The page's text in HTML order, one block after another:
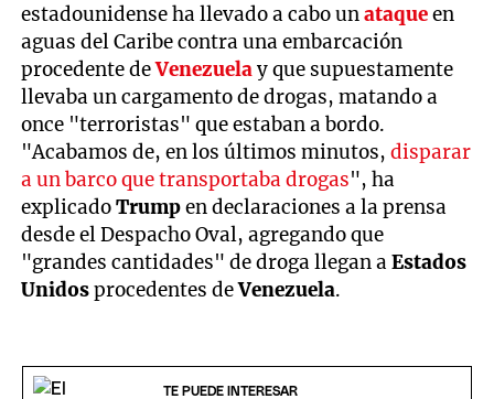
estadounidense ha llevado a cabo unataqueen
aguas del Caribe contra una embarcación
procedente deVenezuelay que supuestamente
llevaba un cargamento de drogas, matando a
once "terroristas" que estaban a bordo.
"Acabamos de, en los últimos minutos,disparar
a un barco que transportaba drogas", ha
explicadoTrumpen declaraciones a la prensa
desde el Despacho Oval, agregando que
"grandes cantidades" de droga llegan aEstados
Unidosprocedentes deVenezuela.
TE PUEDE INTERESAR